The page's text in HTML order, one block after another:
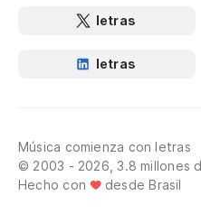
letras
letras
Música comienza con letras
© 2003 - 2026, 3.8 millones
Hecho con
desde Brasil